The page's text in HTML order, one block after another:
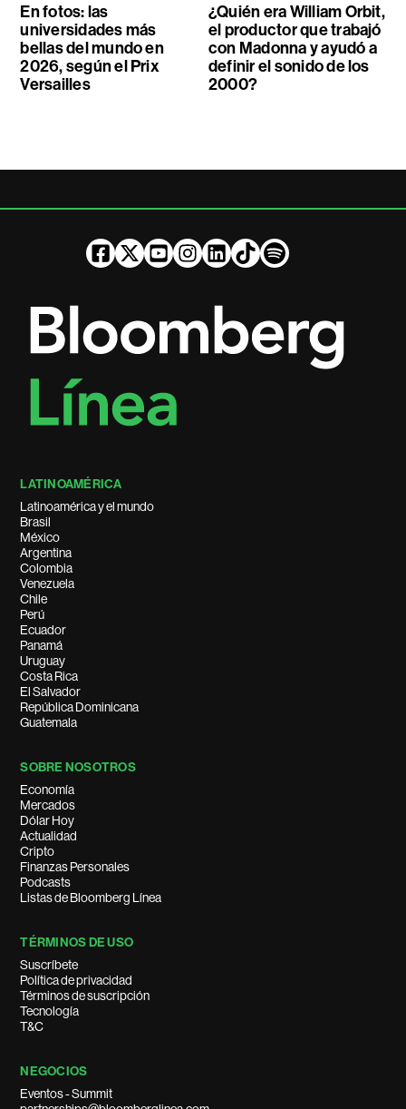
En fotos: las
universidades más
bellas del mundo en
2026, según el Prix
Versailles
¿Quién era William Orbit,
el productor que trabajó
con Madonna y ayudó a
definir el sonido de los
2000?
LATINOAMÉRICA
Latinoamérica y el mundo
Brasil
México
Argentina
Colombia
Venezuela
Chile
Perú
Ecuador
Panamá
Uruguay
Costa Rica
El Salvador
República Dominicana
Guatemala
SOBRE NOSOTROS
Economía
Mercados
Dólar Hoy
Actualidad
Cripto
Finanzas Personales
Podcasts
Listas de Bloomberg Línea
TÉRMINOS DE USO
Suscríbete
Política de privacidad
Términos de suscripción
Tecnología
T&C
NEGOCIOS
Eventos - Summit